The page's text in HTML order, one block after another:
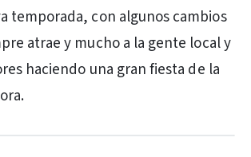
temporada, con algunos cambios
atrae y mucho a la gente local y
haciendo una gran fiesta de la